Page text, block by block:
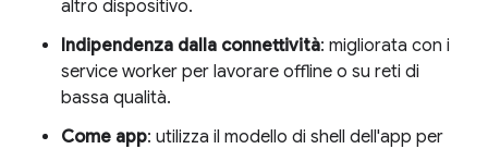
altro dispositivo.
Indipendenza dalla connettività: migliorata con i
service worker per lavorare offline o su reti di
bassa qualità.
Come app: utilizza il modello di shell dell'app per